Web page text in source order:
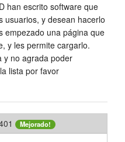
han escrito software que
usuarios, y desean hacerlo
empezado una página que
y les permite cargarlo.
y no agrada poder
lista por favor
Mejorado!